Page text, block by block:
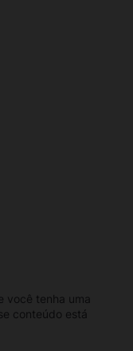
você tenha uma
conteúdo está